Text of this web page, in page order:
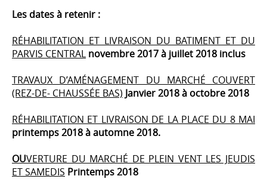
Les dates à retenir :
RÉHABILITATION ET LIVRAISON DU BATIMENT ET DU
PARVIS CENTRAL novembre 2017 à juillet 2018 inclus
TRAVAUX D’AMÉNAGEMENT DU MARCHÉ COUVERT
(REZ-DE- CHAUSSÉE BAS) Janvier 2018 à octobre 2018
RÉHABILITATION ET LIVRAISON DE LA PLACE DU 8 MAI
printemps 2018 à automne 2018.
OUVERTURE DU MARCHÉ DE PLEIN VENT LES JEUDIS
ET SAMEDIS Printemps 2018